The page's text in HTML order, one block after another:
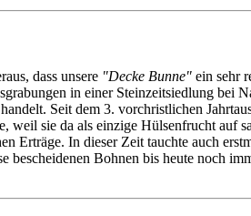
dass unsere "Decke Bunne" ein sehr
in einer Steinzeitsiedlung bei
Seit dem 3. vorchristlichen
weil sie da als einzige Hülsenfrucht auf
Erträge. In dieser Zeit tauchte auch
Bohnen bis heute noch